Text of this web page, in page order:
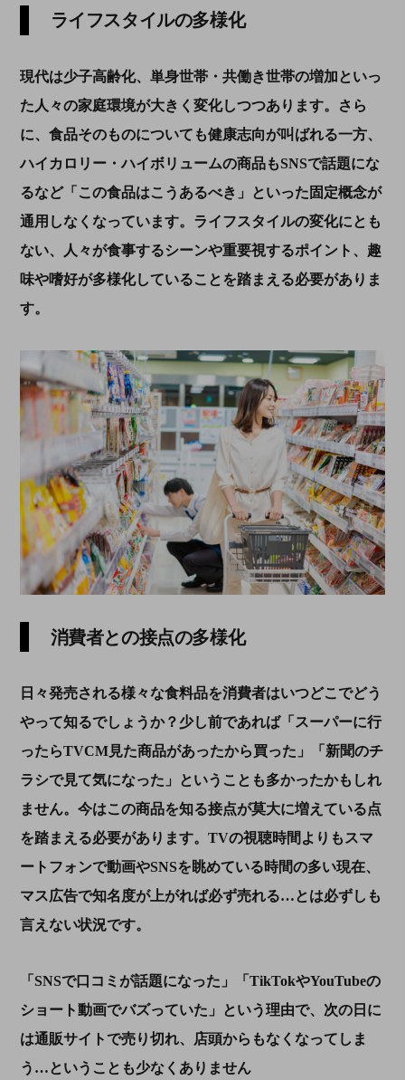
ライフスタイルの多様化
現代は少子高齢化、単身世帯・共働き世帯の増加といっ
た人々の家庭環境が大きく変化しつつあります。さら
に、食品そのものについても健康志向が叫ばれる一方、
ハイカロリー・ハイボリュームの商品もSNSで話題にな
るなど「この食品はこうあるべき」といった固定概念が
通用しなくなっています。ライフスタイルの変化にとも
ない、人々が食事するシーンや重要視するポイント、趣
味や嗜好が多様化していることを踏まえる必要がありま
す。
消費者との接点の多様化
日々発売される様々な食料品を消費者はいつどこでどう
やって知るでしょうか？少し前であれば「スーパーに行
ったらTVCM見た商品があったから買った」「新聞のチ
ラシで見て気になった」ということも多かったかもしれ
ません。今はこの商品を知る接点が莫大に増えている点
を踏まえる必要があります。 TVの視聴時間よりもスマ
ートフォンで動画やSNSを眺めている時間の多い現在、
マス広告で知名度が上がれば必ず売れる…とは必ずしも
言えない状況です。
「SNSで口コミが話題になった」「 TikTokやYouTubeの
ショート動画でバズっていた」という理由で、次の日に
は通販サイトで売り切れ、店頭からもなくなってしま
う…ということも少なくありません